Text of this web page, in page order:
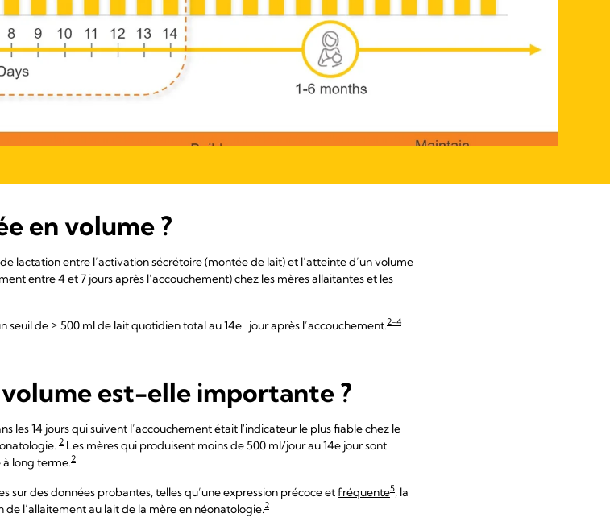
en volume ?
lactation entre l’activation sécrétoire (montée de lait) et l’atteinte d’un volume
entre 4 et 7 jours après l’accouchement) chez les mères allaitantes et les
seuil de ≥ 500 ml de lait quotidien total au 14e jour après l’accouchement.2-4
est-elle importante ?
les 14 jours qui suivent l’accouchement était l'indicateur le plus fiable chez le
2 Les mères qui produisent moins de 500 ml/jour au 14e jour sont
long terme.2
sur des données probantes, telles qu’une expression précoce etfréquente5, la
l’allaitement au lait de la mère en néonatologie.2